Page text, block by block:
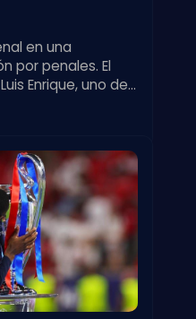
en una
por penales. El
Enrique, uno de
League.